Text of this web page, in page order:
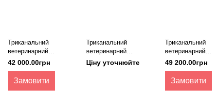
Триканальний
ветеринарний
електрокардіограф
BeneHeart R3 Vet,
Mindray
42 000.00грн
Замовити
Триканальний
ветеринарний
електрокардіограф
Brightfield Healthcare E3
Ціну уточнюйте
Триканальний
ветеринарний
49 200.00грн
Замовити